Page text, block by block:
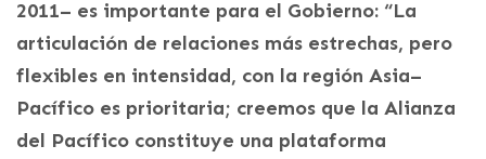
2011– es importante para el Gobierno: “La
articulación de relaciones más estrechas, pero
flexibles en intensidad, con la región Asia–
Pacífico es prioritaria; creemos que la Alianza
del Pacífico constituye una plataforma